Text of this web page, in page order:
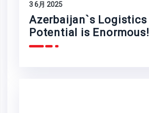
3 6月 2025
Azerbaijan`s Logistics
Potential is Enormous!